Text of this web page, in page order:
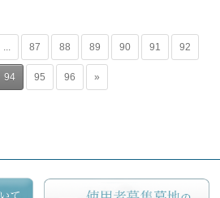
... 87 88 89 90 91 92
94 95 96 »